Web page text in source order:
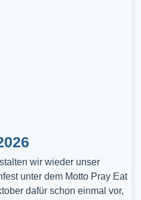
wir wieder unser
unter dem Motto Pray Eat
dafür schon einmal vor,